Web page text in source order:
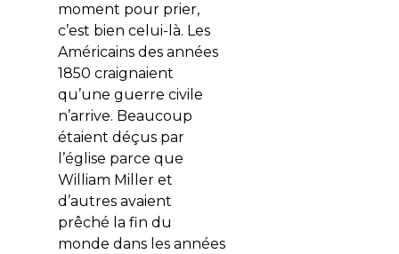
moment pour prier,
c’est bien celui-là. Les
Américains des années
1850 craignaient
qu’une guerre civile
n’arrive. Beaucoup
étaient déçus par
l’église parce que
William Miller et
d’autres avaient
prêché la fin du
monde dans les années